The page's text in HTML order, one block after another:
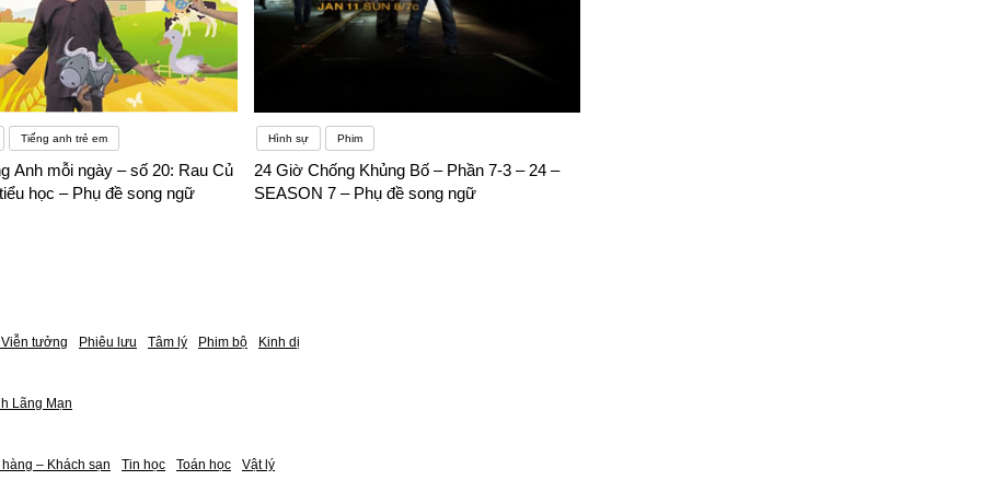
Tiếng anh trẻ em
Anh mỗi ngày – số 20: Rau Củ
học – Phụ đề song ngữ
Hình sự Phim
24 Giờ Chống Khủng Bố – Phần 7-3 – 24 –
SEASON 7 – Phụ đề song ngữ
Viễn tưởng Phiêu lưu Tâm lý Phim bộ Kinh dị
Lãng Mạn
hàng – Khách sạn Tin học Toán học Vật lý